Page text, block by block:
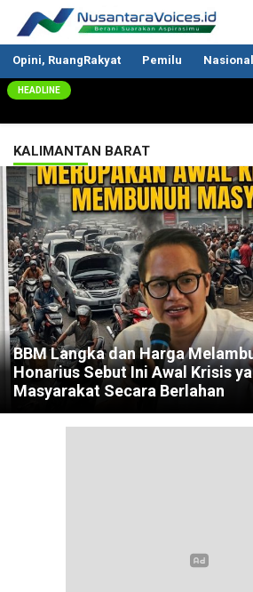
Nusantaravoices.id
Berani Suarakan Aspirasimu
Opini, RuangRakyat Pemilu Nasional
HEADLINE
KALIMANTAN BARAT
BBM Langka dan Harga
Honarius Sebut Ini Awal Krisis
Masyarakat Secara Berlahan